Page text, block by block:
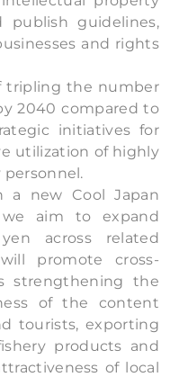
guidelines,
and rights
tripling the number
2040 compared to
initiatives for
utilization of highly
a new Cool Japan
aim to expand
across related
promote cross-
strengthening the
of the content
tourists, exporting
products and
of local